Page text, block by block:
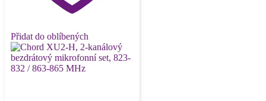
Přidat do oblíbených